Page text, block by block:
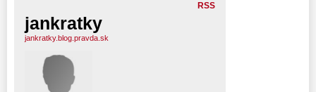
RSS
jankratky
jankratky.blog.pravda.sk